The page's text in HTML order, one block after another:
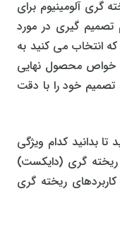
گری آلومینیوم برای
گیری در مورد
که انتخاب می کنید به
و خواص محصول نهایی
تصمیم خود را با دقت
تا بدانید کدام ویژگی
ریخته گری (دایکست)
ریخته گری